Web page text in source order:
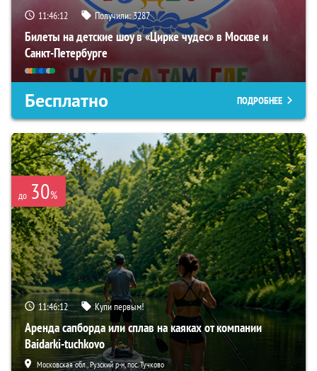
11:46:11 Получили: 3287
Билеты на детские шоу в «Цирке чудес» в Москве и
Санкт-Петербурге
Бесплатно ПОДРОБНЕЕ
до 30%
11:46:11 Купи первым!
Аренда сапборда или сплав на каяках от компании
Baidarki-tuchkovo
Московская обл., Рузский р-н, пос. Тучково